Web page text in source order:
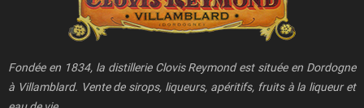
Fondée en 1834, la distillerie Clovis Reymond est située en Dordogne
à Villamblard. Vente de sirops, liqueurs, apéritifs, fruits à la liqueur et